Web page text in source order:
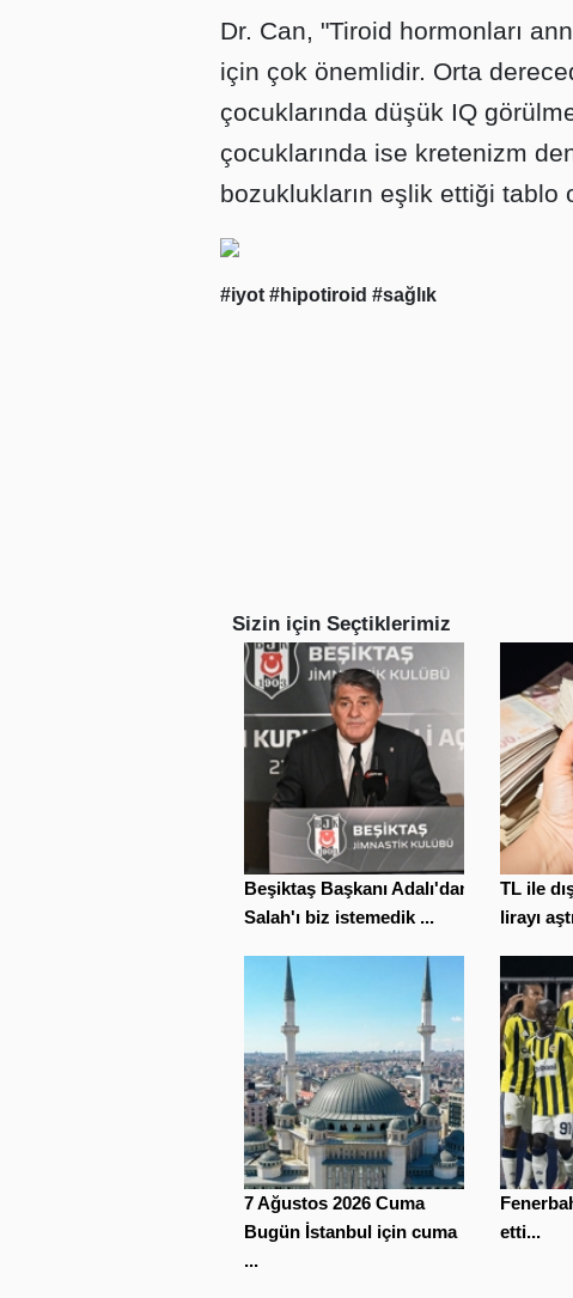
Dr. Can, "Tiroid hormonları
için çok önemlidir. Orta
çocuklarında düşük IQ
çocuklarında ise kretenizm
bozuklukların eşlik ettiği tablo
#iyot #hipotiroid #sağlık
Sizin için Seçtiklerimiz
Beşiktaş Başkanı Adalı'dan
Salah'ı biz istemedik ...
TL ile
lirayı
7 Ağustos 2026 Cuma
Bugün İstanbul için cuma
...
etti...